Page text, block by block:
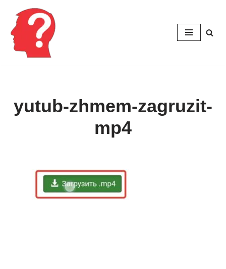
Перейти
содержимому
yutub-zhmem-zagruzit-
mp4